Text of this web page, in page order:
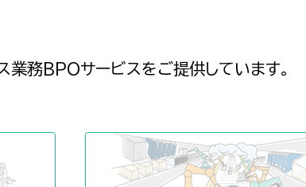
業務BPOサービスをご提供しています。